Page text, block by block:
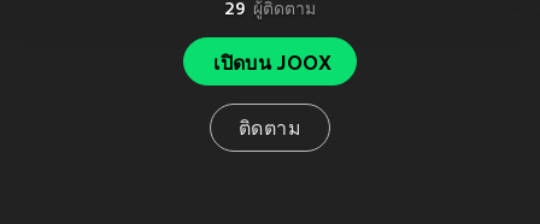
29 ผู้ติดตาม
เปิดบน JOOX
ติดตาม